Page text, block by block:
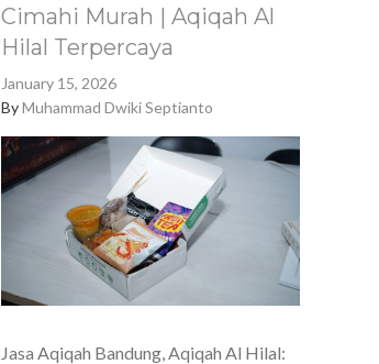
Cimahi Murah | Aqiqah Al
Hilal Terpercaya
January 15, 2026
ByMuhammad Dwiki Septianto
Jasa Aqiqah Bandung, Aqiqah Al Hilal: